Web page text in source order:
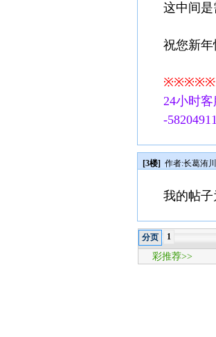
这中间是
祝您新年
24小时
-
[3楼] 作者:长葛洧
我的帖子
分页 1
彩推荐>>